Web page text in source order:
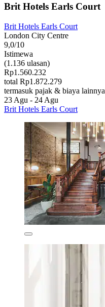
Brit Hotels Earls Court
Brit Hotels Earls Court
London City Centre
9,0/10
Istimewa
(1.136 ulasan)
Rp1.560.232
total Rp1.872.279
termasuk pajak & biaya lainnya
23 Agu - 24 Agu
Brit Hotels Earls Court